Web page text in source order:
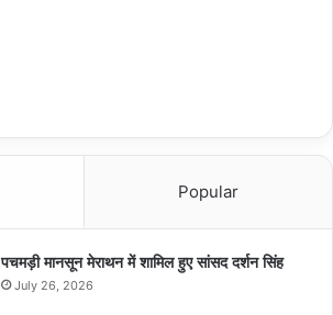
Popular
पचमड़ी मानसून मेराथन में शामिल हुए सांसद दर्शन सिंह
July 26, 2026